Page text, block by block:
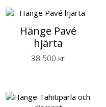
Hänge Pavé
hjärta
38 500 kr